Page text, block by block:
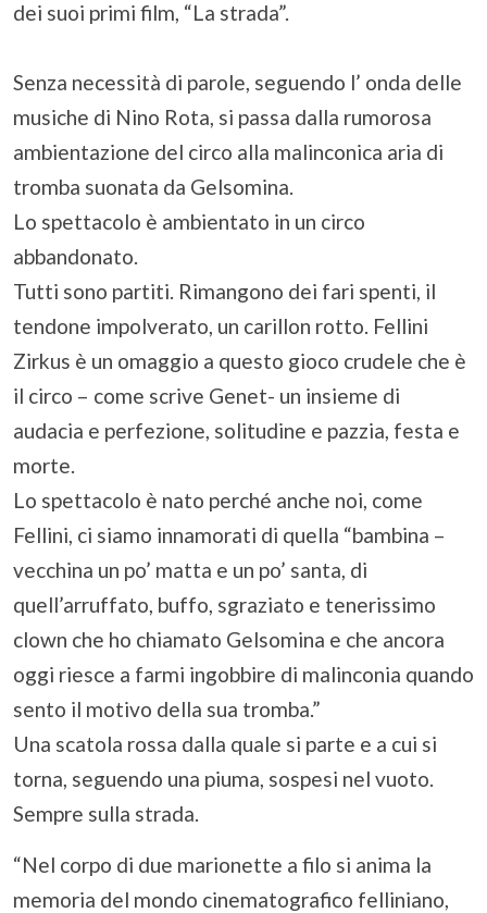
dei suoi primi film, “La strada”.
Senza necessità di parole, seguendo l’ onda delle
musiche di Nino Rota, si passa dalla rumorosa
ambientazione del circo alla malinconica aria di
tromba suonata da Gelsomina.
Lo spettacolo è ambientato in un circo
abbandonato.
Tutti sono partiti. Rimangono dei fari spenti, il
tendone impolverato, un carillon rotto. Fellini
Zirkus è un omaggio a questo gioco crudele che è
il circo – come scrive Genet- un insieme di
audacia e perfezione, solitudine e pazzia, festa e
morte.
Lo spettacolo è nato perché anche noi, come
Fellini, ci siamo innamorati di quella “bambina –
vecchina un po’ matta e un po’ santa, di
quell’arruffato, buffo, sgraziato e tenerissimo
clown che ho chiamato Gelsomina e che ancora
oggi riesce a farmi ingobbire di malinconia quando
sento il motivo della sua tromba.”
Una scatola rossa dalla quale si parte e a cui si
torna, seguendo una piuma, sospesi nel vuoto.
Sempre sulla strada.
“Nel corpo di due marionette a filo si anima la
memoria del mondo cinematografico felliniano,